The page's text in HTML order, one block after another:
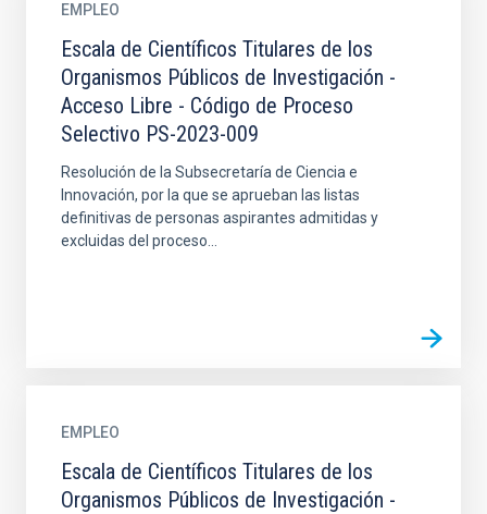
EMPLEO
Escala de Científicos Titulares de los
Organismos Públicos de Investigación -
Acceso Libre - Código de Proceso
Selectivo PS-2023-009
Resolución de la Subsecretaría de Ciencia e
Innovación, por la que se aprueban las listas
definitivas de personas aspirantes admitidas y
excluidas del proceso...
EMPLEO
Escala de Científicos Titulares de los
Organismos Públicos de Investigación -